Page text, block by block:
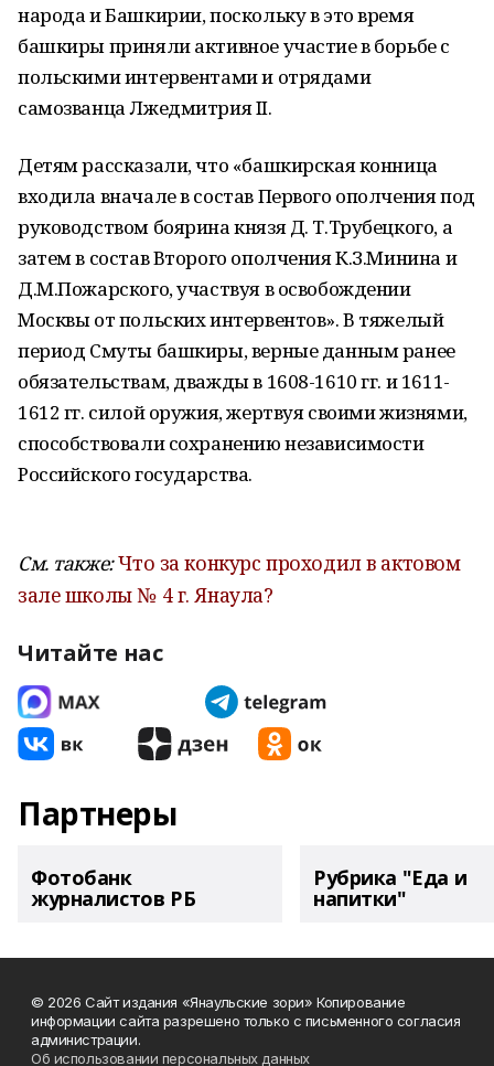
народа и Башкирии, поскольку в это время
башкиры приняли активное участие в борьбе с
польскими интервентами и отрядами
самозванца Лжедмитрия II.
Детям рассказали, что «башкирская конница
входила вначале в состав Первого ополчения под
руководством боярина князя Д. Т.Трубецкого, а
затем в состав Второго ополчения К.З.Минина и
Д.М.Пожарского, участвуя в освобождении
Москвы от польских интервентов». В тяжелый
период Смуты башкиры, верные данным ранее
обязательствам, дважды в 1608-1610 гг. и 1611-
1612 гг. силой оружия, жертвуя своими жизнями,
способствовали сохранению независимости
Российского государства.
См. также:Что за конкурс проходил в актовом
зале школы № 4 г. Янаула?
Читайте нас
Партнеры
Фотобанк
журналистов РБ
Рубрика "Еда и
напитки"
© 2026 Сайт издания «Янаульские зори» Копирование
информации сайта разрешено только с письменного согласия
администрации.
Об использовании персональных данных